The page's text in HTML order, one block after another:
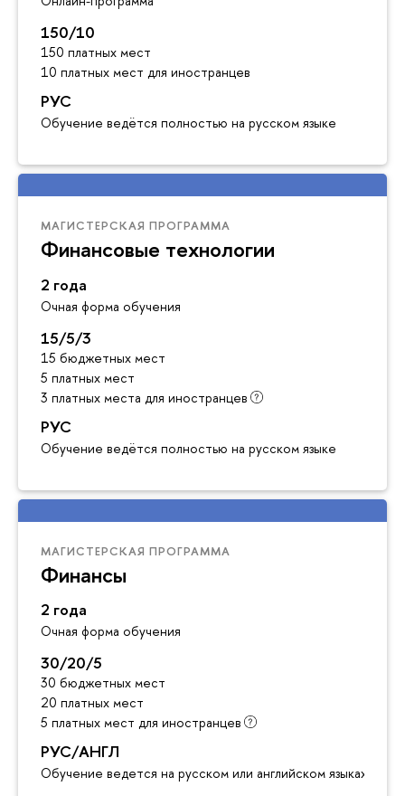
150/10
150 платных мест
10 платных мест для иностранцев
РУС
Обучение ведётся полностью на русском языке
МАГИСТЕРСКАЯ ПРОГРАММА
Финансовые технологии
2 года
Очная форма обучения
15/5/3
15 бюджетных мест
5 платных мест
3 платных места для иностранцев
РУС
Обучение ведётся полностью на русском языке
МАГИСТЕРСКАЯ ПРОГРАММА
Финансы
2 года
Очная форма обучения
30/20/5
30 бюджетных мест
20 платных мест
5 платных мест для иностранцев
РУС/АНГЛ
Обучение ведется на русском или английском языках